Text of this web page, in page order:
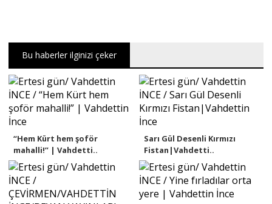
Bu haberler ilginizi çeker
“Hem Kürt hem şoför
mahalli!” | Vahdetti..
Sarı Gül Desenli Kırmızı
Fistan|Vahdetti..